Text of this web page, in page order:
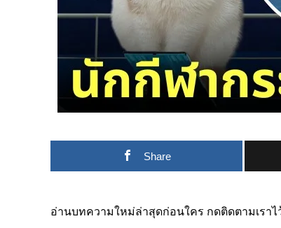
Share
อ่านบทความใหม่ล่าสุดก่อนใคร กดติดตามเราไ